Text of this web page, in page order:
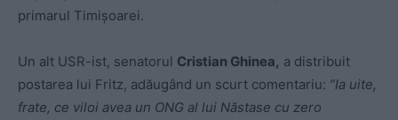
primarul Timișoarei.
Un alt USR-ist, senatorul Cristian Ghinea, a distribuit
postarea lui Fritz, adăugând un scurt comentariu: ”Ia uite,
frate, ce viloi avea un ONG al lui Năstase cu zero